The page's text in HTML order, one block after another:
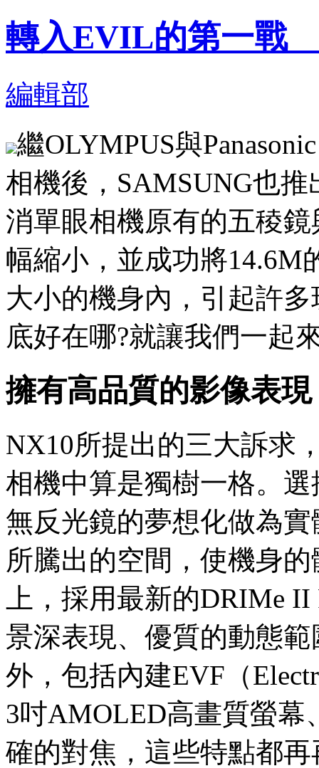
轉入EVIL的第一戰
編輯部
繼OLYMPUS與
相機後，SAMSUNG也
消單眼相機原有的五稜
幅縮小，並成功將14.6M
大小的機身內，引起許
底好在哪?就讓我們一起
擁有高品質的影像表現
NX10所提出的三大訴求
相機中算是獨樹一格。
無反光鏡的夢想化做為
所騰出的空間，使機身
上，採用最新的DRIMe
景深表現、優質的動態
外，包括內建EVF（
3吋AMOLED高畫質螢幕
確的對焦，這些特點都